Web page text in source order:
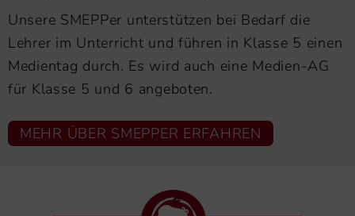
Unsere SMEPPer unterstützen bei Bedarf die
Lehrer im Unterricht und führen in Klasse 5 einen
Medientag durch. Es wird auch eine Medien-AG
für Klasse 5 und 6 angeboten.
MEHR ÜBER SMEPPER ERFAHREN